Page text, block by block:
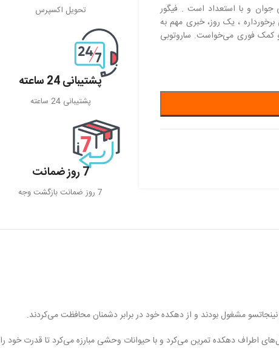
و با استعداد است . فیگور
، یک روز، خبری مهم به
کمک فوری می‌خواست. ساروتوبی
تحویل اکسپرس
پشتیبانی 24 ساعته
پشتیبانی 24 ساعته
7 روز ضمانت
7 روز ضمانت بازگشت وجه
نینجاتسو مشغول بودند و از دهکده خود در برابر دشمنان محافظت می‌کردند.
اطراف دهکده تمرین می‌کرد و با حیوانات وحشی مبارزه می‌کرد تا قدرت خود را